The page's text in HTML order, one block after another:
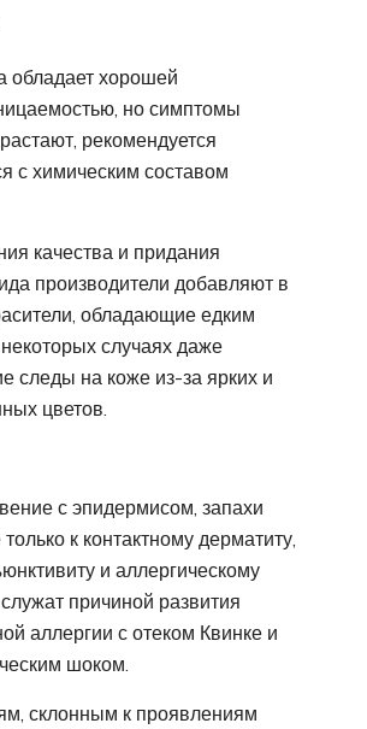
обладает хорошей
но симптомы
рекомендуется
с химическим составом
качества и придания
производители добавляют в
обладающие едким
случаях даже
следы на коже из-за ярких и
цветов.
с эпидермисом, запахи
к контактному дерматиту,
и аллергическому
причиной развития
аллергии с отеком Квинке и
шоком.
склонным к проявлениям